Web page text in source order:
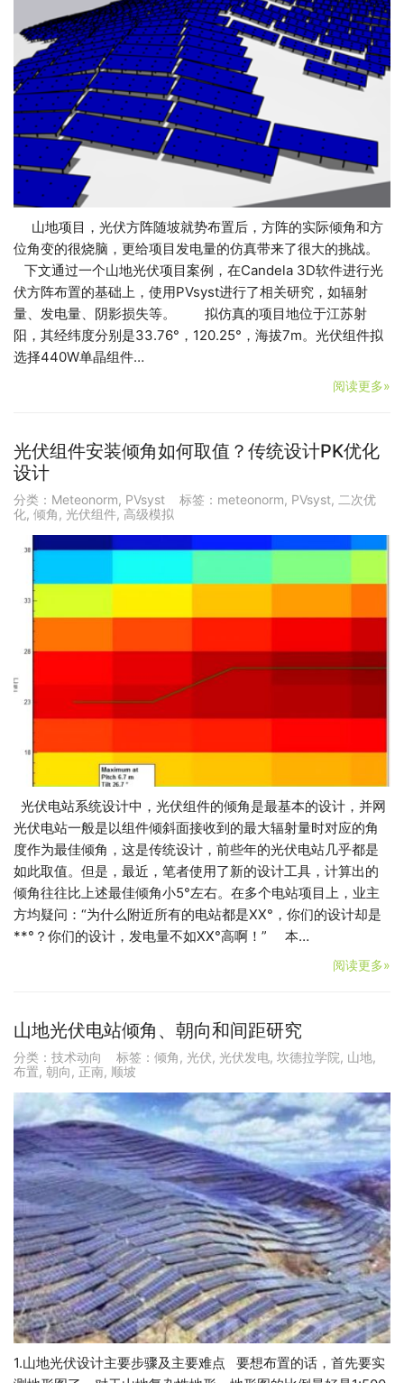
山地项目，光伏方阵随坡就势布置后，方阵的实际倾角和方
位角变的很烧脑，更给项目发电量的仿真带来了很大的挑战。
下文通过一个山地光伏项目案例，在Candela 3D软件进行光
伏方阵布置的基础上，使用PVsyst进行了相关研究，如辐射
量、发电量、阴影损失等。 拟仿真的项目地位于江苏射
阳，其经纬度分别是33.76°，120.25°，海拔7m。光伏组件拟
选择440W单晶组件…
阅读更多»
光伏组件安装倾角如何取值？传统设计PK优化
设计
分类： Meteonorm, PVsyst 标签： meteonorm, PVsyst, 二次优
化, 倾角 , 光伏组件, 高级模拟
光伏电站系统设计中，光伏组件的倾角是最基本的设计，并网
光伏电站一般是以组件倾斜面接收到的最大辐射量时对应的角
度作为最佳倾角，这是传统设计，前些年的光伏电站几乎都是
如此取值。但是，最近，笔者使用了新的设计工具，计算出的
倾角往往比上述最佳倾角小5°左右。在多个电站项目上，业主
方均疑问：“为什么附近所有的电站都是XX°，你们的设计却是
**°？你们的设计，发电量不如XX°高啊！” 本…
阅读更多»
山地光伏电站倾角、朝向和间距研究
分类： 技术动向 标签： 倾角 , 光伏, 光伏发电, 坎德拉学院, 山地,
布置, 朝向 , 正南, 顺坡
1.山地光伏设计主要步骤及主要难点 要想布置的话，首先要实